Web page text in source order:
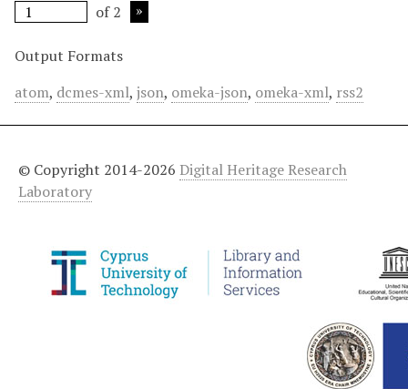
of 2
Output Formats
atom, dcmes-xml, json, omeka-json, omeka-xml, rss2
© Copyright 2014-2026 Digital Heritage Research
Laboratory